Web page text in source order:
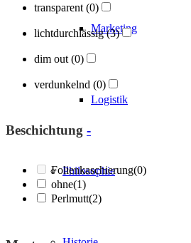
Marketing
Logistik
Philosophie
transparent (0)
lichtdurchlässig(3)
dim out (0)
verdunkelnd (0)
Beschichtung -
Folienkaschierung(0)
ohne(1)
Perlmutt(2)